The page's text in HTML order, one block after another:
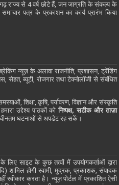
राज्य से 4 वर्ष छोटे हैं, जन जाग्रति के संकल्प के
पत्र के प्रकाशन का कार्य प्रारंभ किया
न्यूज़ के अलावा राजनीति, प्रशासन, ट्रेंडिंग
ब्यूटी, रोजगार तथा टेक्नोलॉजी से संबंधित
शिक्षा, कृषि, पर्यावरण, विज्ञान और संस्कृति
उद्देश्य पाठकों कोनिष्पक्ष, सटीक और ताज़ा
घटनाओं से अपडेट रह सकें।
लिए साइट के कुछ तत्वों में उपयोगकर्ताओं द्वारा
शामिल होगी स्वामी, मुद्रक, प्रकाशक, संपादक
स्वीकार करता है। न्यूज़ पोर्टल में प्रकाशित ऐसी